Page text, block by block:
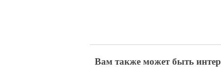
Вам также может быть